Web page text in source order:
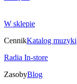
W sklepie
CennikKatalog muzyki
Radia In-store
ZasobyBlog